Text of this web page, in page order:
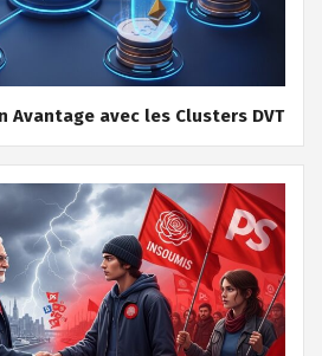
Avantage avec les Clusters DVT